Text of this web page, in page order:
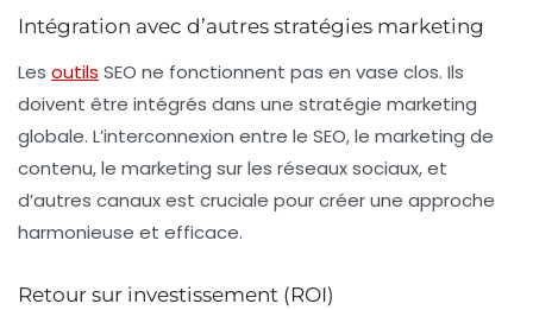
Intégration avec d’autres stratégies marketing
Les outils SEO ne fonctionnent pas en vase clos. Ils
doivent être intégrés dans une stratégie marketing
globale. L’interconnexion entre le SEO, le marketing de
contenu, le marketing sur les réseaux sociaux, et
d’autres canaux est cruciale pour créer une approche
harmonieuse et efficace.
Retour sur investissement (ROI)